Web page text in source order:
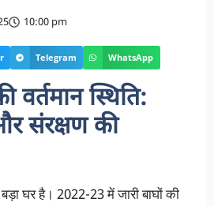
10:00 pm
Telegram WhatsApp
वर्तमान स्थिति:
संरक्षण की
घर है। 2022-23 में जारी बाघों की